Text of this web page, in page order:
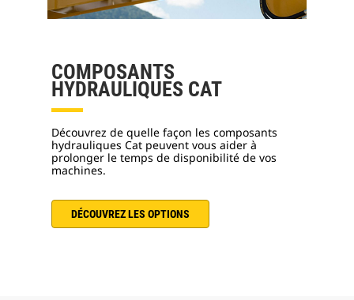
COMPOSANTS
HYDRAULIQUES CAT
Découvrez de quelle façon les composants
hydrauliques Cat peuvent vous aider à
prolonger le temps de disponibilité de vos
machines.
DÉCOUVREZ LES OPTIONS